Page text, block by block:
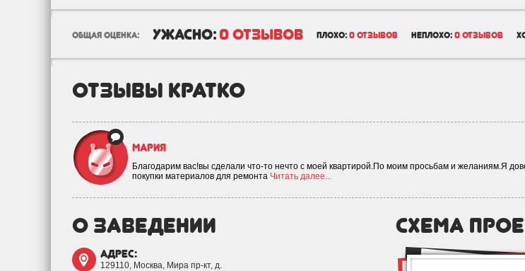
общая оценка: ужасно: 0 отзывов плохо: 0 отзывов неплохо: 0 отзывов
отзывы кратко
Мария
Благодарим вас!вы сделали что-то нечто с моей квартирой.По моим просьбам и желаниям.Я
покупки материалов для ремонта Читать далее...
о заведении
адрес:
129110, Москва, Мира пр-кт, д.
схема